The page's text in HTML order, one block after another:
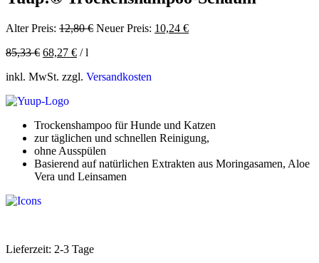
Alter Preis: 12,80€ Ursprünglicher
Neuer Preis: 10,24 €Aktueller
85,33€ 68,27 € /l
inkl. MwSt. zzgl. Versandkosten
Trockenshampoo für Hunde und Katzen
zur täglichen und schnellen Reinigung,
ohne Ausspülen
Basierend auf natürlichen Extrakten aus Moringasamen, Aloe
Vera und Leinsamen
Lieferzeit: 2-3 Tage